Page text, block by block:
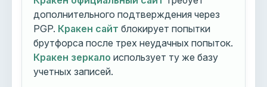
дополнительного подтверждения через
PGP. Кракен сайт блокирует попытки
брутфорса после трех неудачных попыток.
Кракен зеркало использует ту же базу
учетных записей.